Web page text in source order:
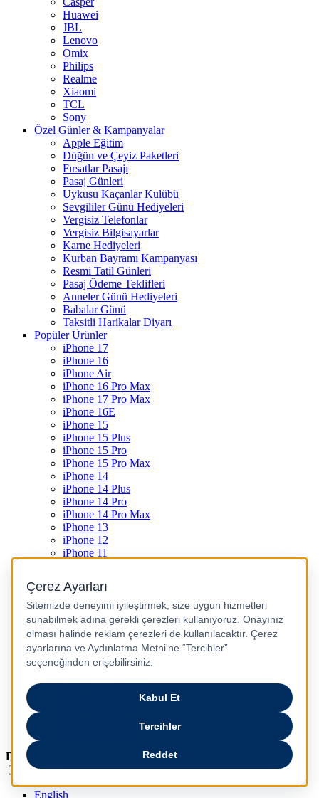
Huawei
JBL
Lenovo
Omix
Philips
Realme
Xiaomi
TCL
Sony
Özel Günler & Kampanyalar
Apple Eğitim
Düğün ve Çeyiz Paketleri
Fırsatlar Pasajı
Pasaj Günleri
Uykusu Kaçanlar Kulübü
Sevgililer Günü Hediyeleri
Vergisiz Telefonlar
Vergisiz Bilgisayarlar
Karne Hediyeleri
Kurban Bayramı Kampanyası
Resmi Tatil Günleri
Pasaj Ödeme Teklifleri
Anneler Günü Hediyeleri
Babalar Günü
Taksitli Harikalar Diyarı
Popüler Ürünler
iPhone 17
iPhone 16
iPhone Air
iPhone 16 Pro Max
iPhone 17 Pro Max
iPhone 16E
iPhone 15
iPhone 15 Plus
iPhone 15 Pro
iPhone 15 Pro Max
iPhone 14
iPhone 14 Plus
iPhone 14 Pro
iPhone 14 Pro Max
iPhone 13
iPhone 12
iPhone 11
Dyson V15
Dyson V15 Detect Submarine
Dyson Airstrait
Dyson V12
Dyson V8
Samsung Galaxy S25
Samsung Galaxy S25 Ultra
PS5 / Playstation 5
PS4 / Playstation 4
Dil
Türkçe
English